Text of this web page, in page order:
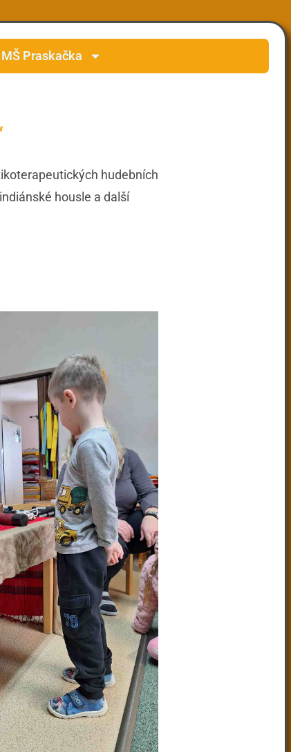
MŠ Praskačka
hudebních
housle a další